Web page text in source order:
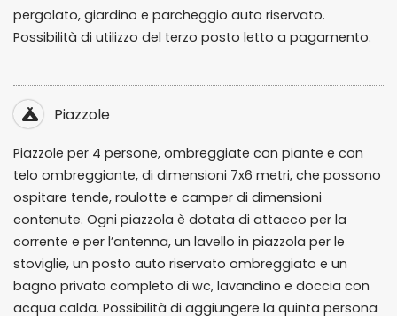
pergolato, giardino e parcheggio auto riservato.
Possibilità di utilizzo del terzo posto letto a pagamento.
Piazzole
Piazzole per 4 persone, ombreggiate con piante e con
telo ombreggiante, di dimensioni 7x6 metri, che possono
ospitare tende, roulotte e camper di dimensioni
contenute. Ogni piazzola è dotata di attacco per la
corrente e per l’antenna, un lavello in piazzola per le
stoviglie, un posto auto riservato ombreggiato e un
bagno privato completo di wc, lavandino e doccia con
acqua calda. Possibilità di aggiungere la quinta persona